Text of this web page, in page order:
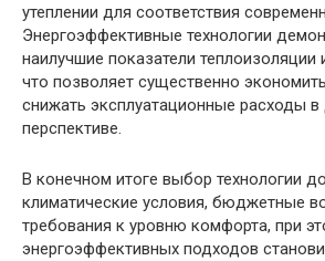
утеплении для соответствия
Энергоэффективные технологии
наилучшие показатели теплоизоляции
что позволяет существенно
снижать эксплуатационные расходы в
перспективе.
В конечном итоге выбор технологии
климатические условия, бюджетные
требования к уровню комфорта, при
энергоэффективных подходов